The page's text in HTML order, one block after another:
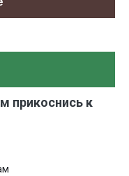
прикоснись к